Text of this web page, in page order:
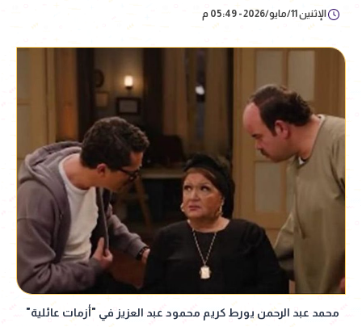
الإثنين 11/مايو/2026 - 05:49 م
محمد عبد الرحمن يورط كريم محمود عبد العزيز في "أزمات عائلية"